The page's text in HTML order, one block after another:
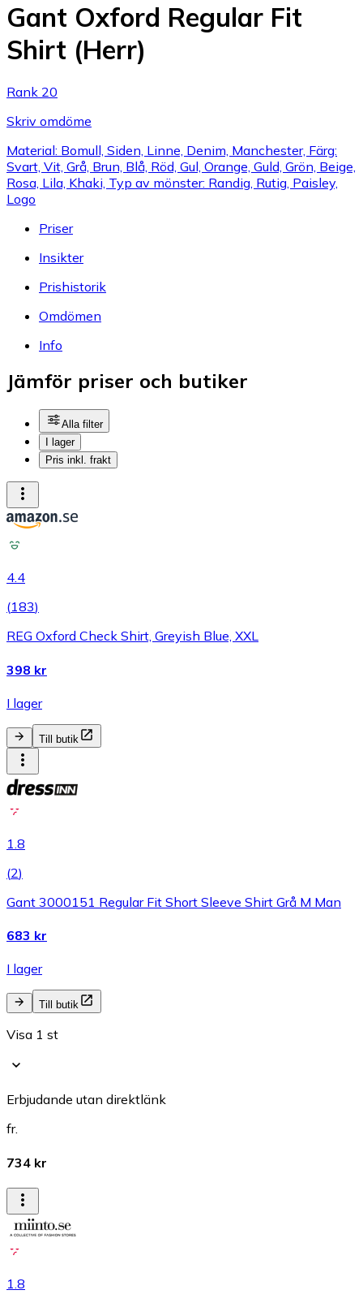
Gant Oxford Regular Fit
Shirt (Herr)
Rank 20
Skriv omdöme
Material: Bomull, Siden, Linne, Denim, Manchester, Färg:
Svart, Vit, Grå, Brun, Blå, Röd, Gul, Orange, Guld, Grön, Beige,
Rosa, Lila, Khaki, Typ av mönster: Randig, Rutig, Paisley,
Logo
Priser
Insikter
Prishistorik
Omdömen
Info
Jämför priser och butiker
Alla filter
I lager
Pris inkl. frakt
4.4
(183)
REG Oxford Check Shirt, Greyish Blue, XXL
398 kr
I lager
Till butik
1.8
(2)
Gant 3000151 Regular Fit Short Sleeve Shirt Grå M Man
683 kr
I lager
Till butik
Visa 1 st
Erbjudande utan direktlänk
fr.
734 kr
1.8